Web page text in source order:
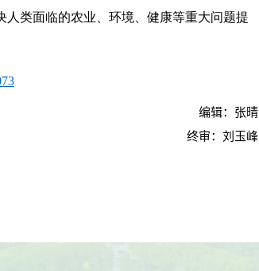
类面临的农业、环境、健康等重大问题提
编辑：张晴
终审：刘玉峰